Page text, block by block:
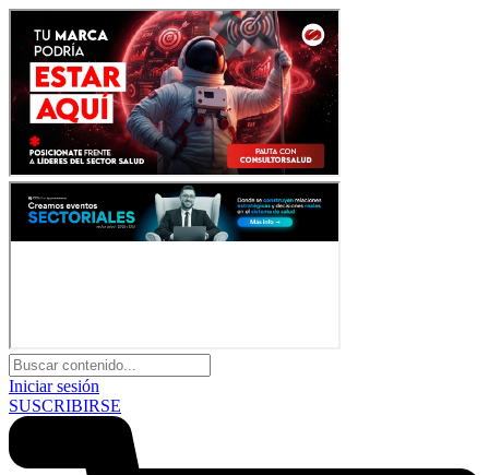
Iniciar sesión
SUSCRIBIRSE